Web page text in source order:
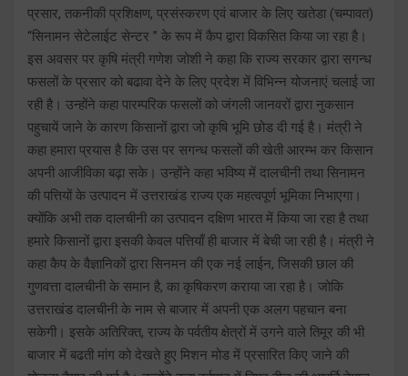
प्रसार, तकनीकी प्रशिक्षण, प्रसंस्करण एवं बाजार के लिए खतेडा (चम्पावत)
“सिनामन सेटेलाईट सेन्टर ” के रूप में कैप द्वारा विकसित किया जा रहा है।
इस अवसर पर कृषि मंत्री गणेश जोशी ने कहा कि राज्य सरकार द्वारा सगन्ध
फसलों के प्रसार को बढावा देने के लिए प्रदेश में विभिन्न योजनाएं चलाई जा
रही है। उन्होंने कहा पारम्परिक फसलों को जंगली जानवरों द्वारा नुकसान
पहुचायें जाने के कारण किसानों द्वारा जो कृषि भूमि छोड दी गई है। मंत्री ने
कहा हमारा प्रयास है कि उस पर सगन्ध फसलों की खेती आरम्भ कर किसान
अपनी आजीविका बढ़ा सके। उन्होंने कहा भविष्य में दालचीनी तथा सिनामन
की पत्तियों के उत्पादन में उत्तराखंड राज्य एक महत्वपूर्ण भूमिका निभाएगा।
क्योंकि अभी तक दालचीनी का उत्पादन दक्षिण भारत में किया जा रहा है तथा
हमारे किसानों द्वारा इसकी केवल पत्तियाँ ही बाजार में बेची जा रही है। मंत्री ने
कहा कैप के वैज्ञानिकों द्वारा सिनमन की एक नई लाईन, जिसकी छाल की
गुणवत्ता दालचीनी के समान है, का कृषिकरण कराया जा रहा है। जोकि
उत्तराखंड दालचीनी के नाम से बाजार में अपनी एक अलग पहचान बना
सकेगी। इसके अतिरिक्त, राज्य के पर्वतीय क्षेत्रों में उगने वाले तिमूर की भी
बाजार में बढती मांग को देखते हुए मिशन मोड में प्रसारित किए जाने की